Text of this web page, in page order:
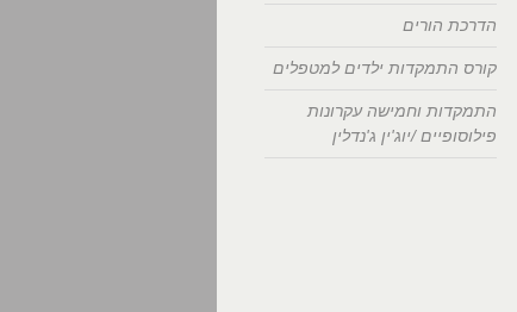
הדרכת הורים
קורס התמקדות ילדים למטפלים
התמקדות וחמישה עקרונות
פילוסופיים /יוג'ין ג'נדלין